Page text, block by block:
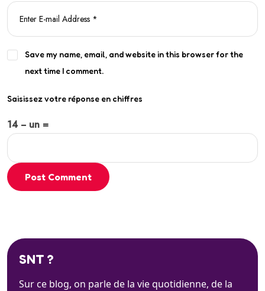
Save my name, email, and website in this browser for the
next time I comment.
Saisissez votre réponse en chiffres
14 − un =
Post Comment
SNT ?
Sur ce blog, on parle de la vie quotidienne, de la